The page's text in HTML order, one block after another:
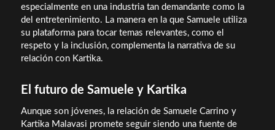
especialmente en una industria tan demandante como la
del entretenimiento. La manera en la que Samuele utiliza
su plataforma para tocar temas relevantes, como el
respeto y la inclusión, complementa la narrativa de su
relación con Kartika.
El futuro de Samuele y Kartika
Aunque son jóvenes, la relación de Samuele Carrino y
Kartika Malavasi promete seguir siendo una fuente de